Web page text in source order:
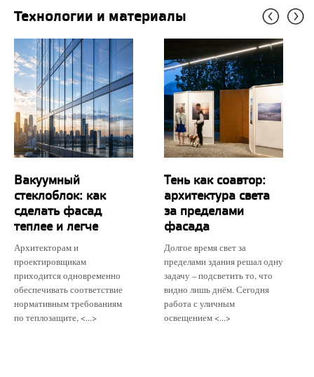
Технологии и материалы
Вакуумный
стеклоблок: как
сделать фасад
теплее и легче
Архитекторам и
проектировщикам
приходится одновременно
обеспечивать соответствие
нормативным требованиям
по теплозащите, <...>
Тень как соавтор:
архитектура света
за пределами
фасада
Долгое время свет за
пределами здания решал одну
задачу – подсветить то, что
видно лишь днём. Сегодня
работа с уличным
освещением <...>